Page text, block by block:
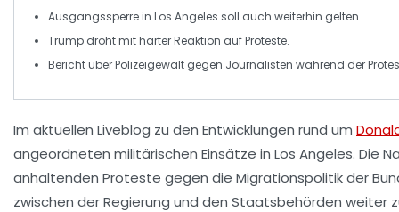
Ausgangssperre in Los Angeles soll auch weiterhin gelten.
Trump droht mitharter Reaktion auf Proteste.
Bericht überPolizeigewalt gegen Journalisten während der
Im aktuellen Liveblog zu den Entwicklungen rund um
angeordneten militärischen Einsätze in Los Angeles. Die
anhaltenden Proteste gegen die Migrationspolitik der
zwischen der Regierung und den Staatsbehörden weiter